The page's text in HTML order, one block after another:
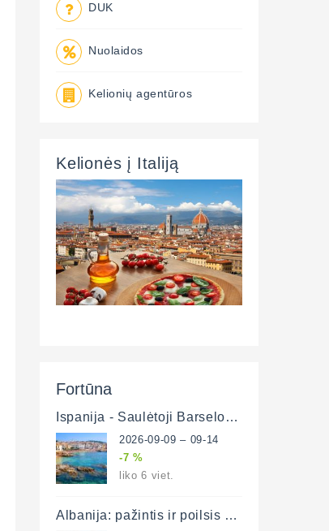
DUK
Nuolaidos
Kelionių agentūros
Kelionės į Italiją
Fortūna
Ispanija - Saulėtoji Barselona ir poilsis prie Viduržemio jūros 6 d. (lėktuvu)
2026-09-09 – 09-14
-7 %
liko 6 viet.
Albanija: pažintis ir poilsis prie Adrijos ir Jonijos jūrų 8 d. (lėktuvu)